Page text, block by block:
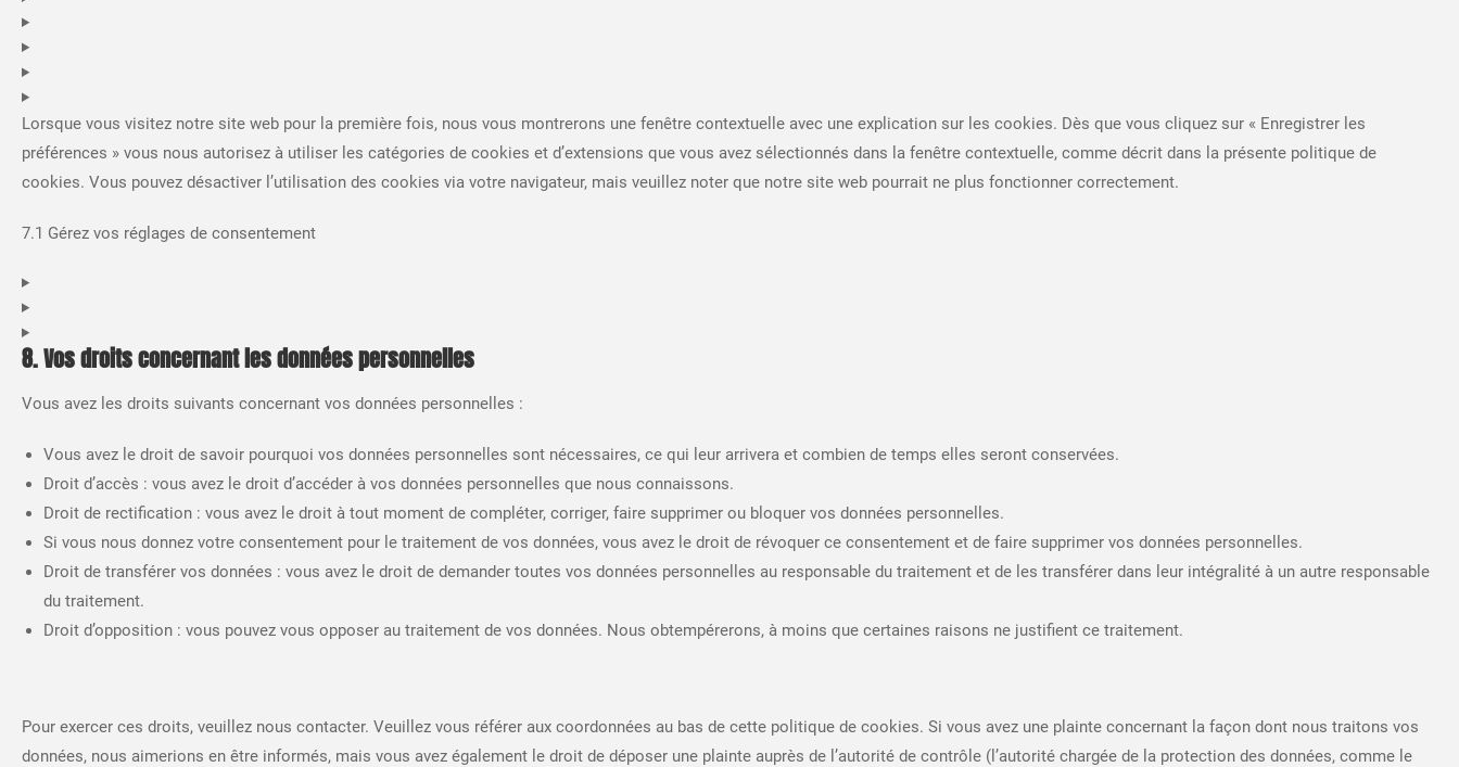
Lorsque vous visitez notre site web pour la première fois, nous vous montrerons une fenêtre contextuelle avec une explication sur les cookies. Dès que vous cliquez sur « Enregistrer les
préférences » vous nous autorisez à utiliser les catégories de cookies et d’extensions que vous avez sélectionnés dans la fenêtre contextuelle, comme décrit dans la présente politique de
cookies. Vous pouvez désactiver l’utilisation des cookies via votre navigateur, mais veuillez noter que notre site web pourrait ne plus fonctionner correctement.
7.1 Gérez vos réglages de consentement
8. Vos droits concernant les données personnelles
Vous avez les droits suivants concernant vos données personnelles :
Vous avez le droit de savoir pourquoi vos données personnelles sont nécessaires, ce qui leur arrivera et combien de temps elles seront conservées.
Droit d’accès : vous avez le droit d’accéder à vos données personnelles que nous connaissons.
Droit de rectification : vous avez le droit à tout moment de compléter, corriger, faire supprimer ou bloquer vos données personnelles.
Si vous nous donnez votre consentement pour le traitement de vos données, vous avez le droit de révoquer ce consentement et de faire supprimer vos données personnelles.
Droit de transférer vos données : vous avez le droit de demander toutes vos données personnelles au responsable du traitement et de les transférer dans leur intégralité à un autre responsable
du traitement.
Droit d’opposition : vous pouvez vous opposer au traitement de vos données. Nous obtempérerons, à moins que certaines raisons ne justifient ce traitement.
Pour exercer ces droits, veuillez nous contacter. Veuillez vous référer aux coordonnées au bas de cette politique de cookies. Si vous avez une plainte concernant la façon dont nous traitons vos
données, nous aimerions en être informés, mais vous avez également le droit de déposer une plainte auprès de l’autorité de contrôle (l’autorité chargée de la protection des données, comme le